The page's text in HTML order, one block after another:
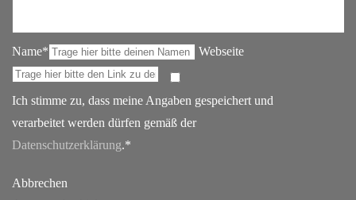
Name* Webseite
Ich stimme zu, dass meine Angaben gespeichert und
verarbeitet werden dürfen gemäß der
Datenschutzerklärung.*
Abbrechen